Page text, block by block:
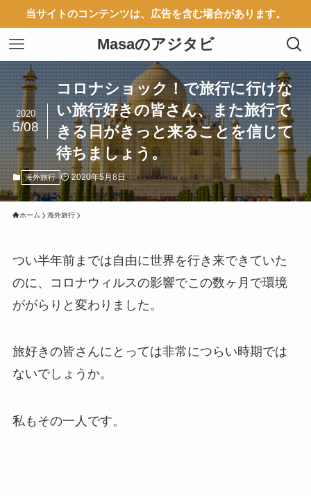
当サイトのコンテンツは、広告を含む場合があります。
Masaのアジタビ
コロナショック！で旅行に行けな
い旅行好きの皆さん、また旅行で
きる日がきっと来ることを信じて
待ちましょう。
2020
5/08
海外旅行 2020年5月8日
ホーム 海外旅行
つい半年前までは自由に世界を行き来できていた
のに、コロナウィルスの影響でこの数ヶ月で環境
ががらりと変わりました。
旅好きの皆さんにとっては非常につらい時期では
ないでしょうか。
私もその一人です。